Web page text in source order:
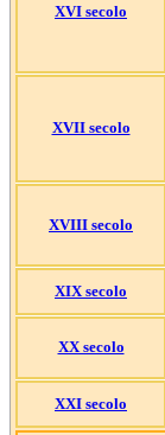
XVI secolo
XVII secolo
XVIII secolo
XIX secolo
XX secolo
XXI secolo